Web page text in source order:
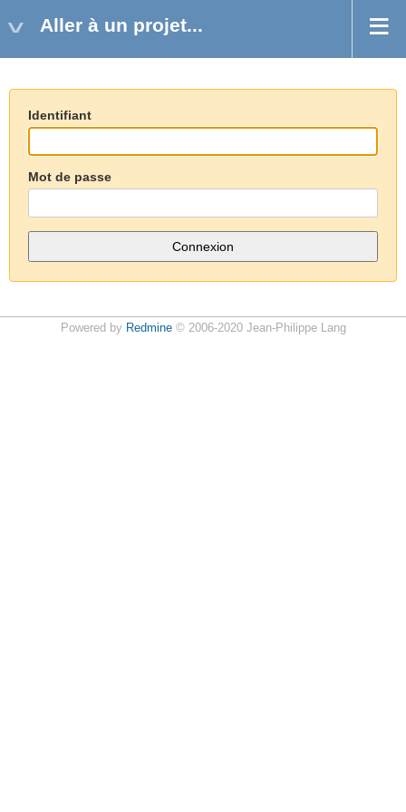
Aller à un projet...
Identifiant
Mot de passe
Powered by Redmine© 2006-2020 Jean-Philippe Lang